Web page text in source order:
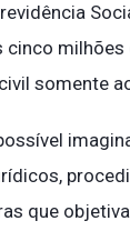
milhões
somente
que